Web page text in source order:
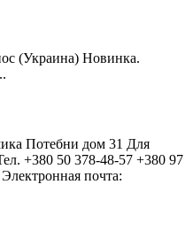
(Украина) Новинка.
Потебни дом 31 Для
+380 50 378-48-57 +380 97
почта: